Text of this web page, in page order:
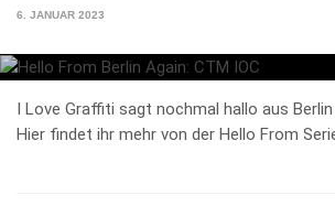
6. JANUAR 2023
I Love Graffiti sagt nochmal hallo aus
Hier findet ihr mehr von der Hello From